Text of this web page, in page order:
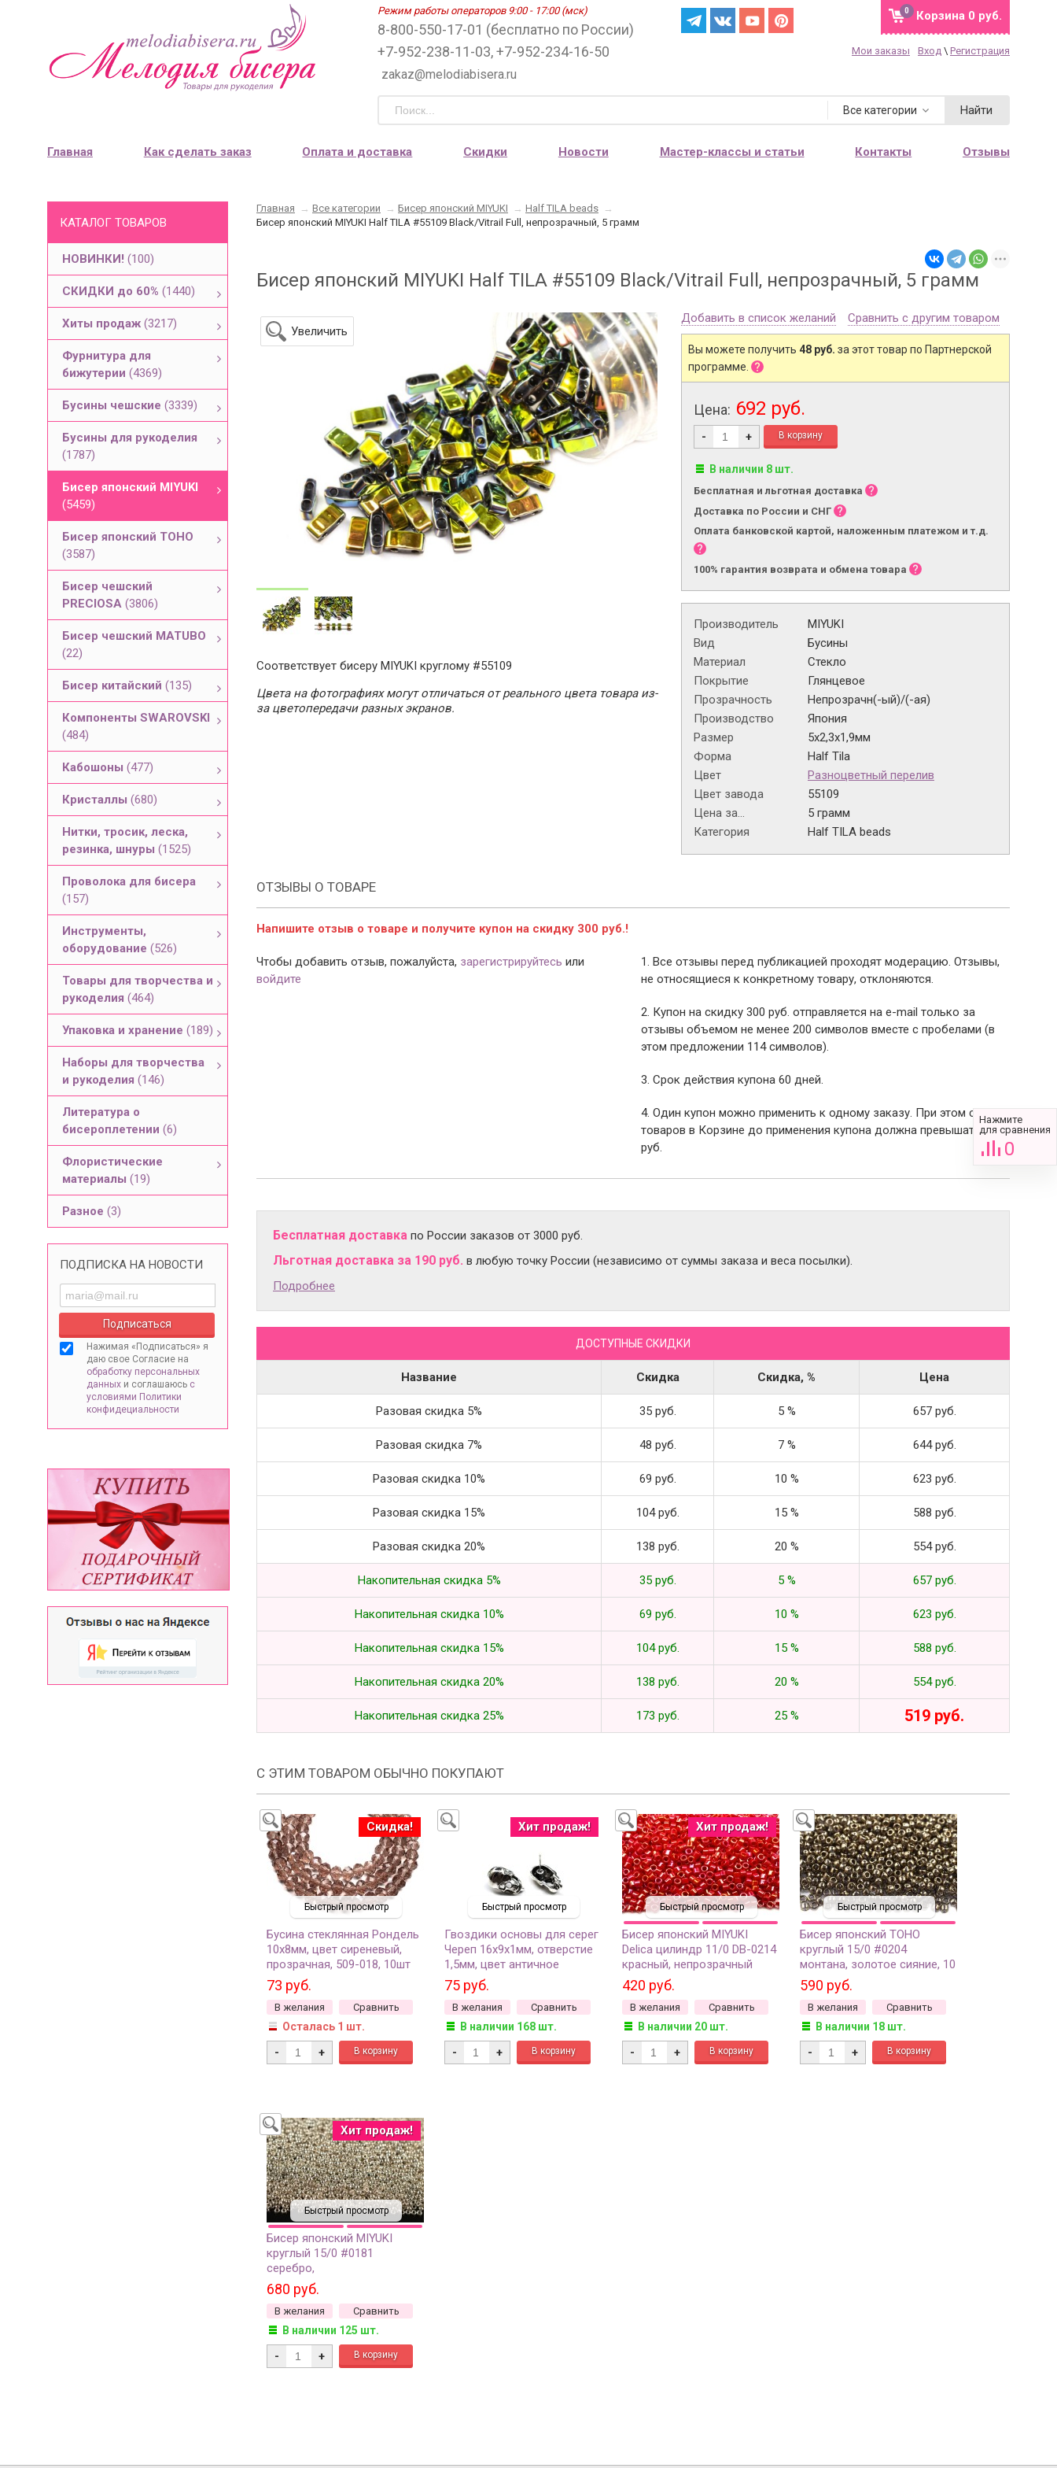
Режим работы операторов 9:00 - 17:00 (мск)
8-800-550-17-01 (бесплатно по России)
+7-952-238-11-03, +7-952-234-16-50
zakaz@melodiabisera.ru
Корзина 0 руб.
0
Мои заказы Вход \ Регистрация
Все категории Найти
Главная Как сделать заказ Оплата и доставка Скидки Новости Мастер-классы и статьи Контакты Отзывы
КАТАЛОГ ТОВАРОВ
НОВИНКИ! (100)
СКИДКИ до 60% (1440)
Хиты продаж (3217)
Фурнитура для
бижутерии (4369)
Бусины чешские (3339)
Бусины для рукоделия
(1787)
Бисер японский MIYUKI
(5459)
Бисер японский TOHO
(3587)
Бисер чешский
PRECIOSA (3806)
Бисер чешский MATUBO
(22)
Бисер китайский (135)
Компоненты SWAROVSKI
(484)
Кабошоны (477)
Кристаллы (680)
Нитки, тросик, леска,
резинка, шнуры (1525)
Проволока для бисера
(157)
Инструменты,
оборудование (526)
Товары для творчества и
рукоделия (464)
Упаковка и хранение (189)
Наборы для творчества
и рукоделия (146)
Литература о
бисероплетении (6)
Флористические
материалы (19)
Разное (3)
ПОДПИСКА НА НОВОСТИ
Нажимая «Подписаться» я
даю свое Согласие на
обработку персональных
данных и соглашаюсь с
условиями Политики
конфидециальности
Главная → Все категории → Бисер японский MIYUKI → Half TILA beads →
Бисер японский MIYUKI Half TILA #55109 Black/Vitrail Full, непрозрачный, 5 грамм
Бисер японский MIYUKI Half TILA #55109 Black/Vitrail Full, непрозрачный, 5 грамм
Увеличить
Соответствует бисеру MIYUKI круглому #55109
Цвета на фотографиях могут отличаться от реального цвета товара из-
за цветопередачи разных экранов.
Добавить в список желаний Сравнить с другим товаром
Вы можете получить 48 руб. за этот товар по Партнерской
программе.
Цена: 692 руб.
- +
В наличии 8 шт.
Бесплатная и льготная доставка
Доставка по России и СНГ
Оплата банковской картой, наложенным платежом и т.д.
100% гарантия возврата и обмена товара
Производитель
MIYUKI
Вид
Бусины
Материал
Стекло
Покрытие
Глянцевое
Прозрачность
Непрозрачн(-ый)/(-ая)
Производство
Япония
Размер
5х2,3х1,9мм
Форма
Half Tila
Цвет
Разноцветный перелив
Цвет завода
55109
Цена за...
5 грамм
Категория
Half TILA beads
ОТЗЫВЫ О ТОВАРЕ
Напишите отзыв о товаре и получите купон на скидку 300 руб.!
Чтобы добавить отзыв, пожалуйста, зарегистрируйтесь или
войдите
1. Все отзывы перед публикацией проходят модерацию. Отзывы,
не относящиеся к конкретному товару, отклоняются.
2. Купон на скидку 300 руб. отправляется на e-mail только за
отзывы объемом не менее 200 символов вместе с пробелами (в
этом предложении 114 символов).
3. Срок действия купона 60 дней.
4. Один купон можно применить к одному заказу. При этом сумма
товаров в Корзине до применения купона должна превышать 2000
руб.
Бесплатная доставка по России заказов от 3000 руб.
Льготная доставка за 190 руб. в любую точку России (независимо от суммы заказа и веса посылки).
Подробнее
ДОСТУПНЫЕ СКИДКИ
Название Скидка Скидка, % Цена
Разовая скидка 5% 35 руб. 5 % 657 руб.
Разовая скидка 7% 48 руб. 7 % 644 руб.
Разовая скидка 10% 69 руб. 10 % 623 руб.
Разовая скидка 15% 104 руб. 15 % 588 руб.
Разовая скидка 20% 138 руб. 20 % 554 руб.
Накопительная скидка 5% 35 руб. 5 % 657 руб.
Накопительная скидка 10% 69 руб. 10 % 623 руб.
Накопительная скидка 15% 104 руб. 15 % 588 руб.
Накопительная скидка 20% 138 руб. 20 % 554 руб.
Накопительная скидка 25% 173 руб. 25 % 519 руб.
С ЭТИМ ТОВАРОМ ОБЫЧНО ПОКУПАЮТ
Быстрый просмотр
Скидка!
Бусина стеклянная Рондель
10х8мм, цвет сиреневый,
прозрачная, 509-018, 10шт
73 руб.
В желания Сравнить
Осталась 1 шт.
- +
Быстрый просмотр
Хит продаж!
Гвоздики основы для серег
Череп 16х9х1мм, отверстие
1,5мм, цвет античное
серебро, сплав металлов,
21-055, 1 пара
75 руб.
В желания Сравнить
В наличии 168 шт.
- +
Быстрый просмотр
Хит продаж!
Бисер японский MIYUKI
Delica цилиндр 11/0 DB-0214
красный, непрозрачный
глянцевый, 5 грамм
420 руб.
В желания Сравнить
В наличии 20 шт.
- +
Быстрый просмотр
Бисер японский TOHO
круглый 15/0 #0204
монтана, золотое сияние, 10
грамм
590 руб.
В желания Сравнить
В наличии 18 шт.
- +
Быстрый просмотр
Хит продаж!
Бисер японский MIYUKI
круглый 15/0 #0181
серебро,
гальванизированный, 10
грамм
680 руб.
В желания Сравнить
В наличии 125 шт.
- +
Нажмите
для сравнения
0